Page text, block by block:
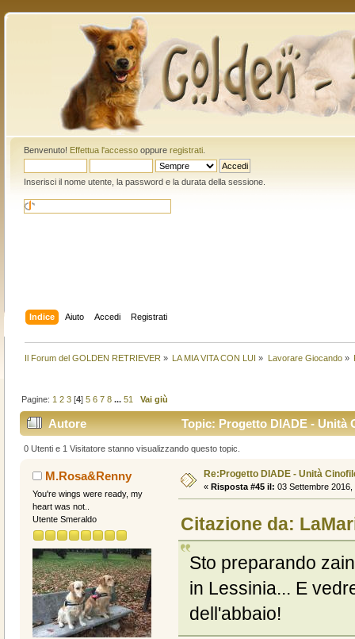
Benvenuto! Effettua l'accessooppure registrati.
Inserisci il nome utente, la password e la durata della sessione.
Indice Aiuto Accedi Registrati
Il Forum del GOLDEN RETRIEVER » LA MIA VITA CON LUI » Lavorare Giocando»
Pagine: 1 2 3 [4]5 6 7 8 ...51 Vai giù
Autore Topic: Progetto DIADE - Unità
0 Utenti e 1 Visitatore stanno visualizzando questo topic.
M.Rosa&Renny
You're wings were ready, my
heart was not..
Utente Smeraldo
Re:Progetto DIADE - Unità
« Risposta #45 il: 03 Settembre 2016,
Citazione da:
Sto preparando
in Lessinia... E
dell'abbaio!